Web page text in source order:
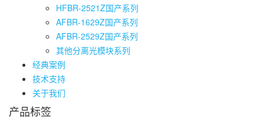
HFBR-2521Z国产系列
AFBR-1629Z国产系列
AFBR-2529Z国产系列
其他分离光模块系列
经典案例
技术支持
关于我们
产品标签